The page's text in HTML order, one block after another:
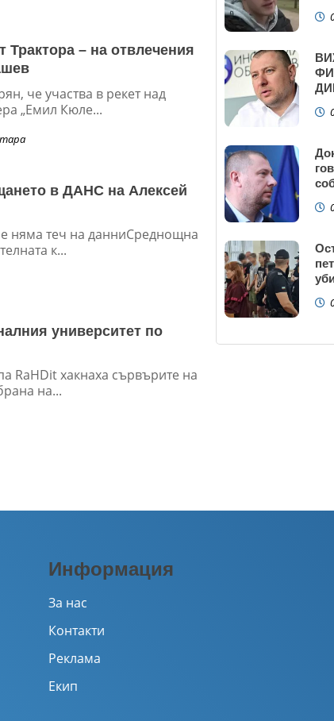
Трактора – на отвлечения
че участва в рекет над
„Емил Кюле...
в ДАНС на Алексей
няма теч на данниСреднощна
к...
университет по
RaHDit хакнаха сървърите на
на...
Информация
За нас
Контакти
Реклама
Екип